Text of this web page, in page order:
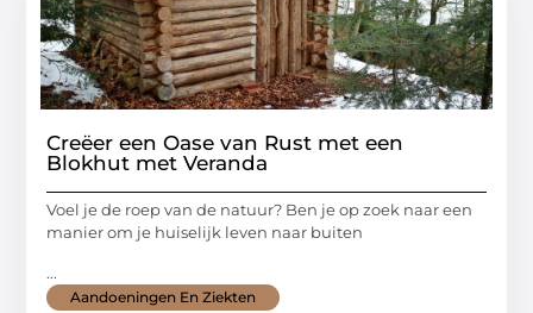
Creëer een Oase van Rust met een
Blokhut met Veranda
Voel je de roep van de natuur? Ben je op zoek naar een
manier om je huiselijk leven naar buiten
...
Aandoeningen En Ziekten